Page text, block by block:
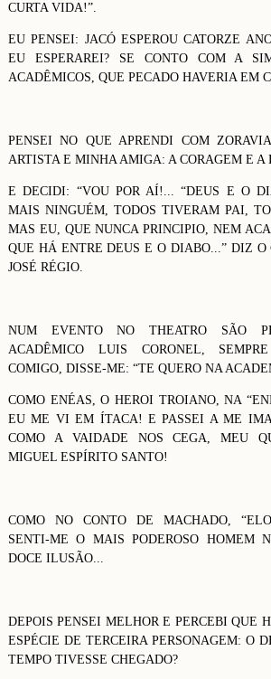
CURTA VIDA!”.
EU PENSEI: JACÓ ESPEROU CATORZE
EU ESPERAREI? SE CONTO COM A
ACADÊMICOS, QUE PECADO HAVERIA EM
PENSEI NO QUE APRENDI COM
ARTISTA E MINHA AMIGA: A CORAGEM E A
E DECIDI: “VOU POR AÍ!... “DEUS E O
MAIS NINGUÉM, TODOS TIVERAM PAI,
MAS EU, QUE NUNCA PRINCIPIO, NEM
QUE HÁ ENTRE DEUS E O DIABO...” DIZ O
JOSÉ RÉGIO.
NUM EVENTO NO THEATRO SÃO
ACADÊMICO LUIS CORONEL,
COMIGO, DISSE-ME: “TE QUERO NA
COMO ENÉAS, O HEROI TROIANO, NA
EU ME VI EM ÍTACA! E PASSEI A ME
COMO A VAIDADE NOS CEGA, MEU
MIGUEL ESPÍRITO SANTO!
COMO NO CONTO DE MACHADO,
SENTI-ME O MAIS PODEROSO HOMEM
DOCE ILUSÃO...
DEPOIS PENSEI MELHOR E PERCEBI QUE
ESPÉCIE DE TERCEIRA PERSONAGEM: O
TEMPO TIVESSE CHEGADO?